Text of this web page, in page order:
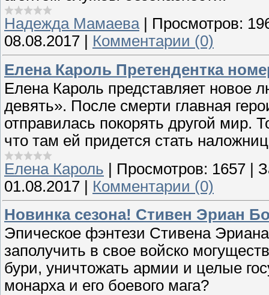
Надежда Мамаева| Просмотров:
08.08.2017
Комментарии (0)
Елена Кароль Претендентка
Елена Кароль представляет новое
девять». После смерти главная
отправилась покорять другой мир.
что там ей придется стать
Елена Кароль | Просмотров: 1657 |
01.08.2017 | Комментарии (0)
Новинка сезона! Стивен Эриан
Эпическое фэнтези Стивена
заполучить в свое войско
бури, уничтожать армии и целые
монарха и его боевого мага?